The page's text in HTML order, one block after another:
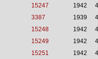
15247 1942
3387 1939
15248 1942
15249 1942
15251 1942